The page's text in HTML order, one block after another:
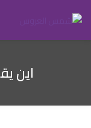
اين